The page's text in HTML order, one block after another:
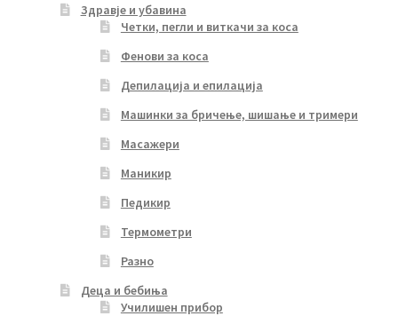
Здравје и убавина
Четки, пегли и виткачи за коса
Фенови за коса
Депилација и епилација
Машинки за бричење, шишање и тримери
Масажери
Маникир
Педикир
Термометри
Разно
Деца и бебиња
Училишен прибор